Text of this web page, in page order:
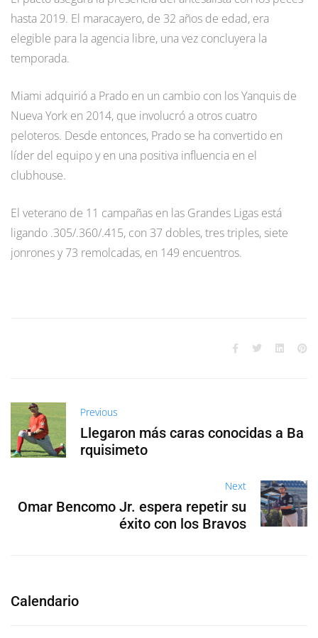
hasta 2019. El maracayero, de 32 años de edad, era
elegible para la agencia libre, una vez concluyera la
temporada.
Miami adquirió a Prado en un cambio con los Yanquis de
Nueva York en 2014, que involucró a otros cuatro
peloteros. Desde entonces, Prado se ha convertido en
líder del equipo y en una positiva influencia en el
clubhouse.
El veterano de 11 campañas en las Grandes Ligas está
ligando .305/.360/.415, con 37 dobles, tres triples, siete
jonrones y 73 remolcadas, en 149 encuentros.
Previous
Llegaron más caras conocidas a Ba
rquisimeto
Next
Omar Bencomo Jr. espera repetir su
éxito con los Bravos
Calendario